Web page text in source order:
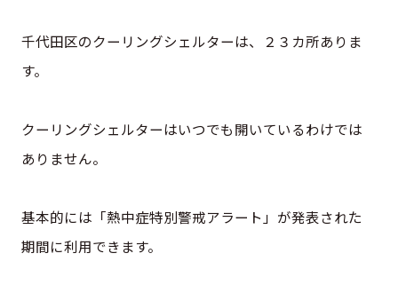
千代田区のクーリングシェルターは、２３カ所ありま
す。
クーリングシェルターはいつでも開いているわけでは
ありません。
基本的には「熱中症特別警戒アラート」が発表された
期間に利用できます。